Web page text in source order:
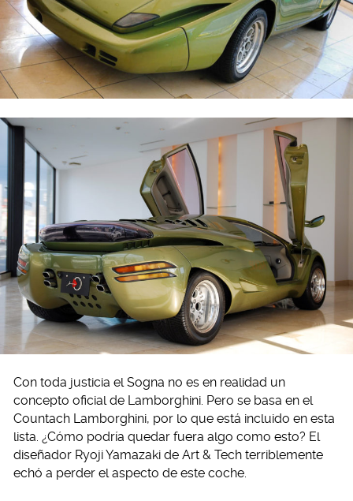
Con toda justicia el Sogna no es en realidad un
concepto oficial de Lamborghini. Pero se basa en el
Countach Lamborghini, por lo que está incluido en esta
lista. ¿Cómo podría quedar fuera algo como esto? El
diseñador Ryoji Yamazaki de Art & Tech terriblemente
echó a perder el aspecto de este coche.